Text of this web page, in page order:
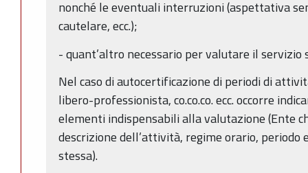
nonché le eventuali interruzioni (aspettativa
cautelare, ecc.);
- quant’altro necessario per valutare il servizio
Nel caso di autocertificazione di periodi di
libero-professionista, co.co.co. ecc. occorre
elementi indispensabili alla valutazione (Ente
descrizione dell’attività, regime orario, periodo
stessa).